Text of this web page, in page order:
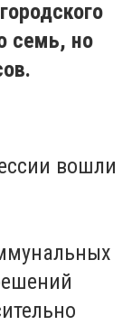
семь, но
вошли